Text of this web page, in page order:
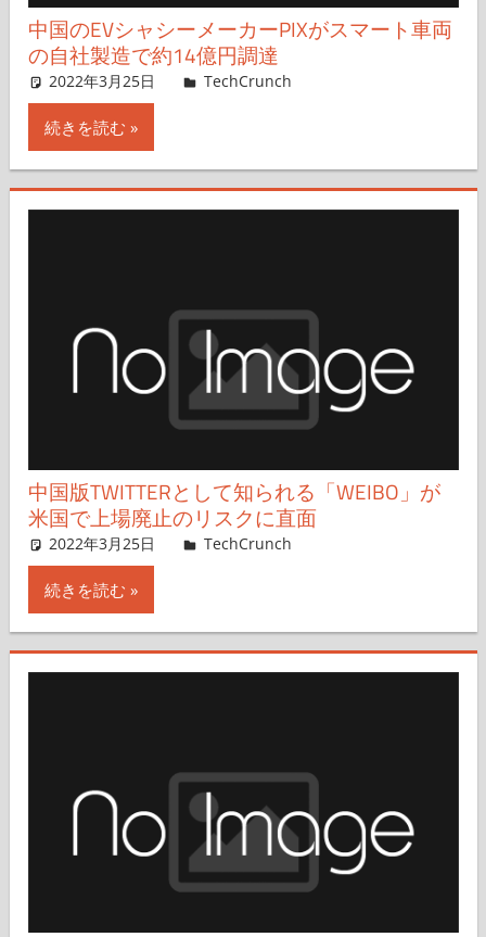
中国のEVシャシーメーカーPIXがスマート車両
の自社製造で約14億円調達
2022年3月25日 Rita Liao,Nariko Mizoguchi
TechCrunch
続きを読む
中国版TWITTERとして知られる「WEIBO」が
米国で上場廃止のリスクに直面
2022年3月25日 Rita Liao,Nariko Mizoguchi
TechCrunch
続きを読む